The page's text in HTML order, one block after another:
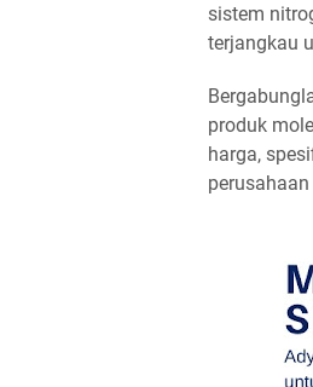
sistem
terjangkau
produk
harga,
perusahaan